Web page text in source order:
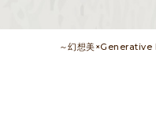
想美×Generative